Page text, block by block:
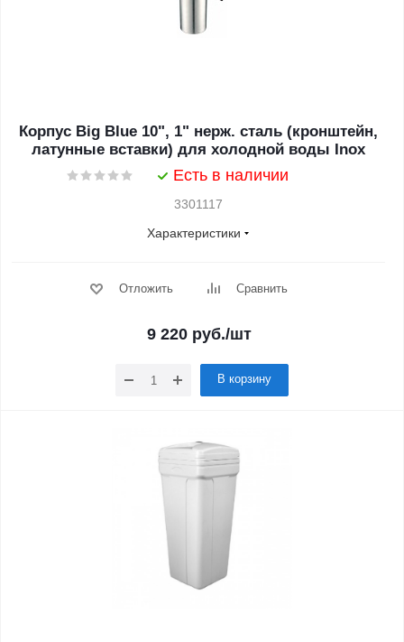
Корпус Big Blue 10", 1" нерж. сталь (кронштейн,
латунные вставки) для холодной воды Inox
Есть в наличии
3301117
Характеристики
Отложить Сравнить
9 220руб./шт
В корзину